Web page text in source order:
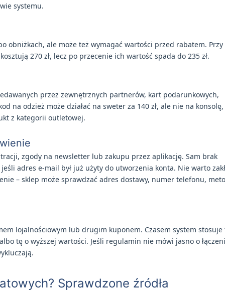
systemu.
obniżkach, ale może też wymagać wartości przed rabatem. Przy
270 zł, lecz po przecenie ich wartość spada do 235 zł.
przez zewnętrznych partnerów, kart podarunkowych,
na odzież może działać na sweter za 140 zł, ale nie na konsolę,
z kategorii outletowej.
zgody na newsletter lub zakupu przez aplikację. Sam brak
adres e-mail był już użyty do utworzenia konta. Nie warto
– sklep może sprawdzać adres dostawy, numer telefonu,
lojalnościowym lub drugim kuponem. Czasem system stosuje
tę o wyższej wartości. Jeśli regulamin nie mówi jasno o
Sprawdzone źródła